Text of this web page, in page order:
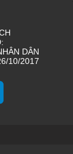
DÂN
10/2017